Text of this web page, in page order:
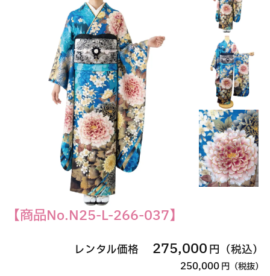
【商品No.N25-L-266-037】
レンタル価格 275,000円（税込）
250,000 円（税抜）